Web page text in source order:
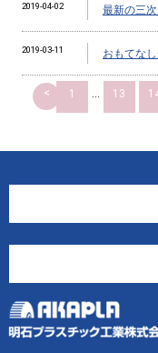
2019-04-02 最新の三
2019-03-11 おもてな
< 1 ... 13